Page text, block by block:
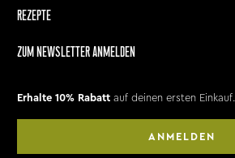
REZEPTE
ZUM NEWSLETTER ANMELDEN
Erhalte 10% Rabatt auf deinen ersten Einkauf.
ANMELDEN